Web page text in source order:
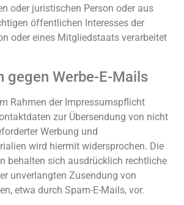
oder juristischen Person oder aus
öffentlichen Interesses der
oder eines Mitgliedstaats verarbeitet
gegen Werbe-E-Mails
Rahmen der Impressumspflicht
zur Übersendung von nicht
Werbung und
wird hiermit widersprochen. Die
behalten sich ausdrücklich rechtliche
unverlangten Zusendung von
etwa durch Spam-E-Mails, vor.